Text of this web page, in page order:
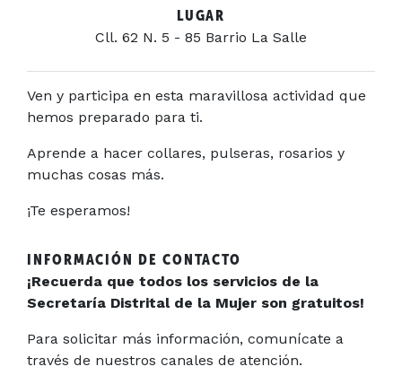
LUGAR
Cll. 62 N. 5 - 85 Barrio La Salle
Ven y participa en esta maravillosa actividad que
hemos preparado para ti.
Aprende a hacer collares, pulseras, rosarios y
muchas cosas más.
¡Te esperamos!
INFORMACIÓN DE CONTACTO
¡Recuerda que todos los servicios de la
Secretaría Distrital de la Mujer son gratuitos!
Para solicitar más información, comunícate a
través de nuestros canales de atención.